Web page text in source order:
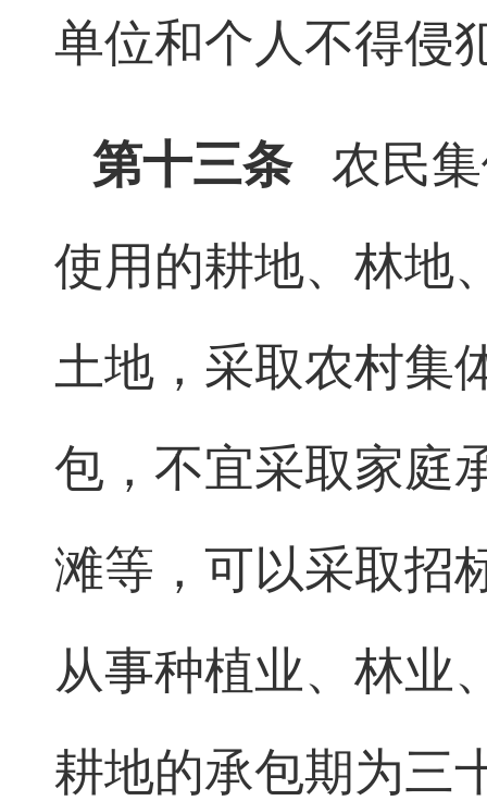
单位和个人不得侵
第十三条 农民
使用的耕地、林地
土地，采取农村集
包，不宜采取家庭
滩等，可以采取招
从事种植业、林业
耕地的承包期为三